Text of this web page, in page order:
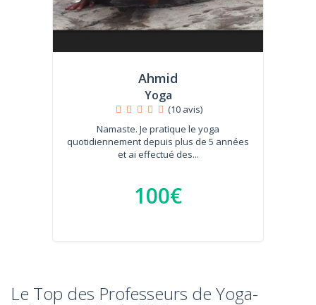
Ahmid
Yoga
(10 avis)
Namaste. Je pratique le yoga
quotidiennement depuis plus de 5 années
et ai effectué des...
100€
Le Top des Professeurs de Yoga-